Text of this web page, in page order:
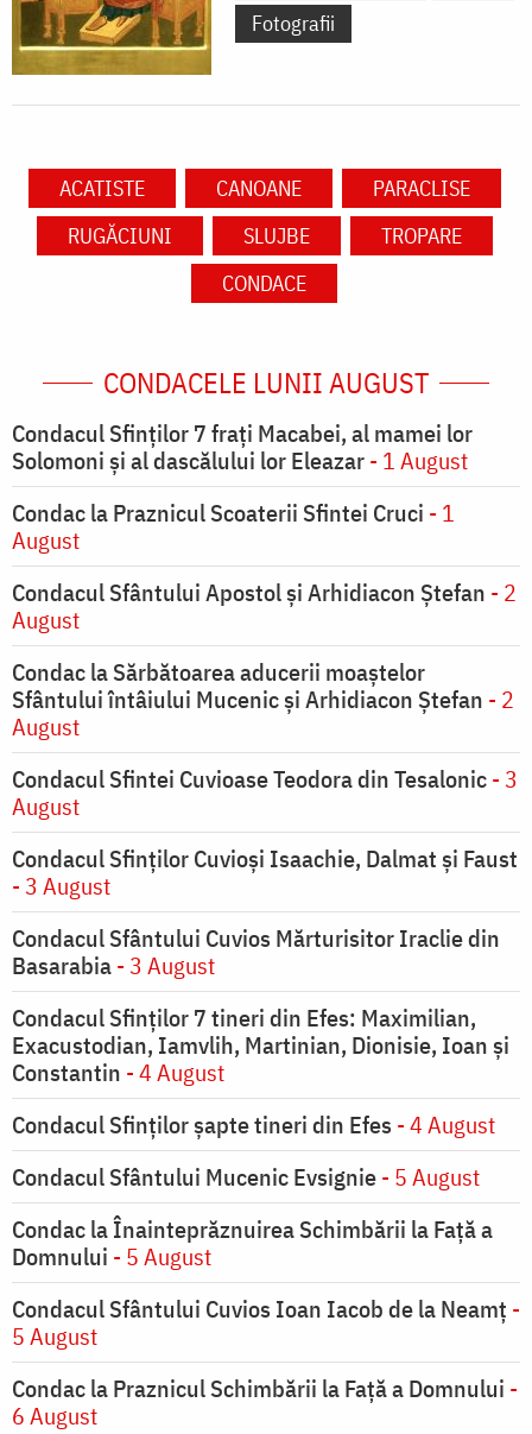
Fotografii
ACATISTE CANOANE
PARACLISE
RUGĂCIUNI
SLUJBE
TROPARE
CONDACE
CONDACELE LUNII AUGUST
Condacul Sfinţilor 7 fraţi Macabei, al mamei lor
Solomoni şi al dascălului lor Eleazar- 1 August
Condac la Praznicul Scoaterii Sfintei Cruci - 1
August
Condacul Sfântului Apostol și Arhidiacon Ștefan - 2
August
Condac la Sărbătoarea aducerii moaştelor
Sfântului întâiului Mucenic şi Arhidiacon Ştefan - 2
August
Condacul Sfintei Cuvioase Teodora din Tesalonic- 3
August
Condacul Sfinţilor Cuvioşi Isaachie, Dalmat şi Faust
- 3 August
Condacul Sfântului Cuvios Mărturisitor Iraclie din
Basarabia- 3 August
Condacul Sfinţilor 7 tineri din Efes: Maximilian,
Exacustodian, Iamvlih, Martinian, Dionisie, Ioan şi
Constantin - 4 August
Condacul Sfinţilor şapte tineri din Efes - 4 August
Condacul Sfântului Mucenic Evsignie- 5 August
Condac la Înainteprăznuirea Schimbării la Faţă a
Domnului - 5 August
Condacul Sfântului Cuvios Ioan Iacob de la Neamț -
5 August
Condac la Praznicul Schimbării la Faţă a Domnului -
6 August